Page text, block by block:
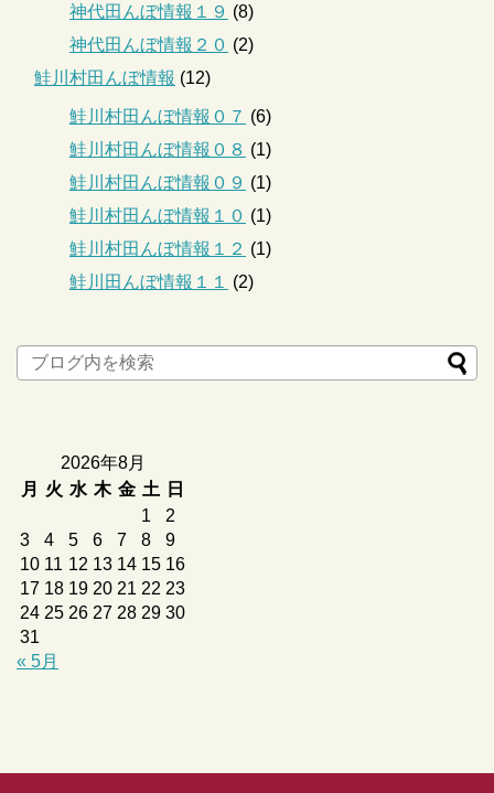
神代田んぼ情報１９ (8)
神代田んぼ情報２０ (2)
鮭川村田んぼ情報 (12)
鮭川村田んぼ情報０７ (6)
鮭川村田んぼ情報０８ (1)
鮭川村田んぼ情報０９ (1)
鮭川村田んぼ情報１０ (1)
鮭川村田んぼ情報１２ (1)
鮭川田んぼ情報１１
(2)
2026年8月
月
火 水 木 金 土
日
1
2
3
4 5 6 7 8
9
10 11 12 13 14 15 16
17 18 19 20 21 22 23
24 25 26 27 28 29 30
31
« 5月